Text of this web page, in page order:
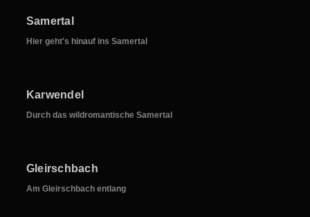
Samertal
Hier geht's hinauf ins Samertal
Karwendel
Durch das wildromantische Samertal
Gleirschbach
Am Gleirschbach entlang